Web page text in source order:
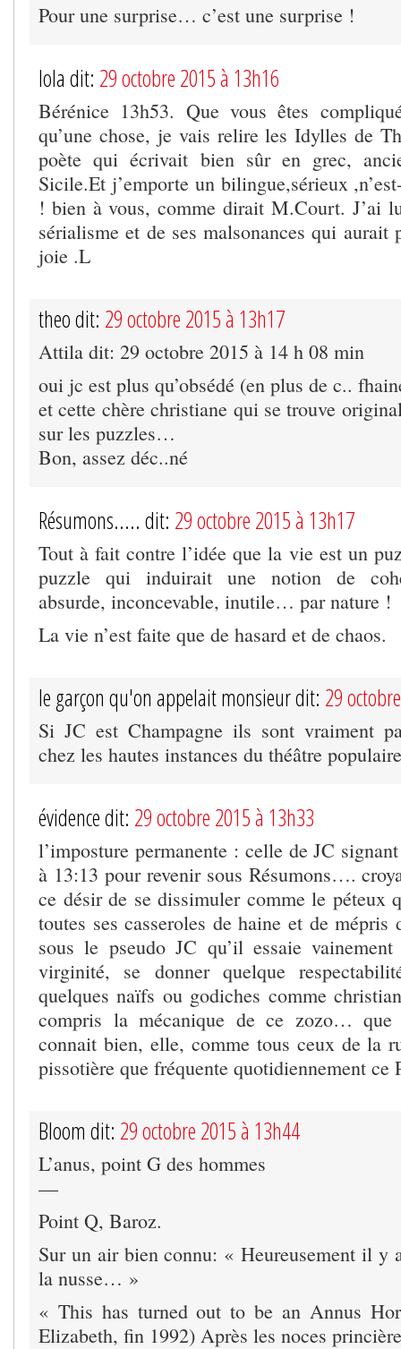
Pour une surprise… c’est une surprise !
lola dit: 29 octobre 2015 à 13h16
Bérénice 13h53. Que vous êtes
qu’une chose, je vais relire les Idylles de
poète qui écrivait bien sûr en grec,
Sicile.Et j’emporte un bilingue,sérieux
! bien à vous, comme dirait M.Court. J’ai
sérialisme et de ses malsonances qui
joie .L
theo dit: 29 octobre 2015 à 13h17
Attila dit: 29 octobre 2015 à 14 h 08 min
oui jc est plus qu’obsédé (en plus de c..
et cette chère christiane qui se trouve
sur les puzzles…
Bon, assez déc..né
Résumons..... dit: 29 octobre 2015 à 13h17
Tout à fait contre l’idée que la vie est un
puzzle qui induirait une notion de
absurde, inconcevable, inutile… par nature !
La vie n’est faite que de hasard et de chaos.
le garçon qu'on appelait monsieur dit: 29
Si JC est Champagne ils sont vraiment
chez les hautes instances du théâtre
évidence dit: 29 octobre 2015 à 13h33
l’imposture permanente : celle de JC
à 13:13 pour revenir sous Résumons….
ce désir de se dissimuler comme le péteux
toutes ses casseroles de haine et de mépris
sous le pseudo JC qu’il essaie
virginité, se donner quelque
quelques naïfs ou godiches comme
compris la mécanique de ce zozo… que
connait bien, elle, comme tous ceux de la
pissotière que fréquente quotidiennement
Bloom dit: 29 octobre 2015 à 13h44
L’anus, point G des hommes
—
Point Q, Baroz.
Sur un air bien connu: « Heureusement il y
la nusse… »
« This has turned out to be an Annus
Elizabeth, fin 1992) Après les noces